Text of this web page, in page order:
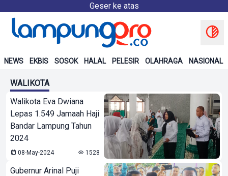
Geser ke atas
NEWS EKBIS SOSOK HALAL PELESIR OLAHRAGA NASIONAL
WALIKOTA
Walikota Eva Dwiana
Lepas 1.549 Jamaah Haji
Bandar Lampung Tahun
2024
08-May-2024 1528
Gubernur Arinal Puji